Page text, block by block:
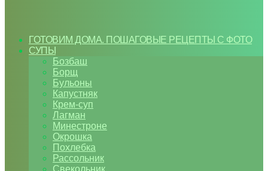
ГОТОВИМ ДОМА. ПОШАГОВЫЕ РЕЦЕПТЫ С ФОТО
СУПЫ
Бозбаш
Борщ
Бульоны
Капустняк
Крем-суп
Лагман
Минестроне
Окрошка
Похлебка
Рассольник
Свекольник